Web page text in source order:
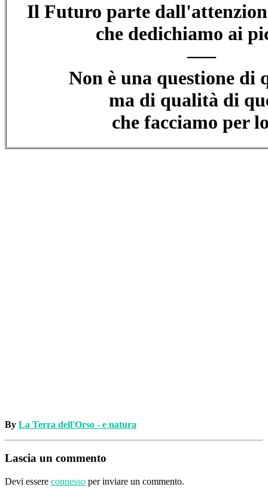
Il Futuro parte
che dedichiamo ai
—–
Non è una questione di
​ma di qualità di
che facciamo per
By La Terra dell'Orso - e natura
Lascia un commento
Devi essere connesso per inviare un commento.